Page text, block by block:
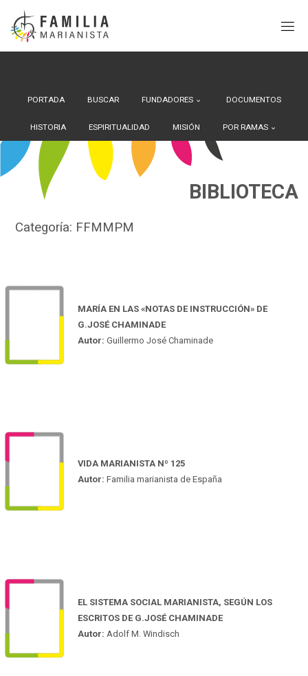
Saltar
contenido
PORTADA BUSCAR FUNDADORES DOCUMENTOS
HISTORIA ESPIRITUALIDAD MISIÓN POR RAMAS
BIBLIOTECA
Categoría: FFMMPM
MARÍA EN LAS «NOTAS DE INSTRUCCIÓN» DE
G.JOSÉ CHAMINADE
Autor: Guillermo José Chaminade
VIDA MARIANISTA Nº 125
Autor: Familia marianista de España
EL SISTEMA SOCIAL MARIANISTA, SEGÚN LOS
ESCRITOS DE G.JOSÉ CHAMINADE
Autor: Adolf M. Windisch